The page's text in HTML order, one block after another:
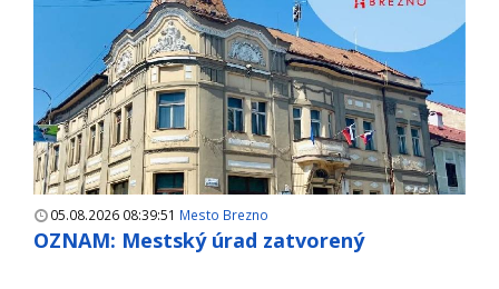
05.08.2026 08:39:51 Mesto Brezno
OZNAM: Mestský úrad zatvorený